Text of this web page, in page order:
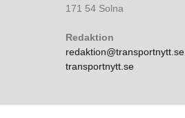
171 54 Solna
Redaktion
redaktion@transportnytt.se
transportnytt.se